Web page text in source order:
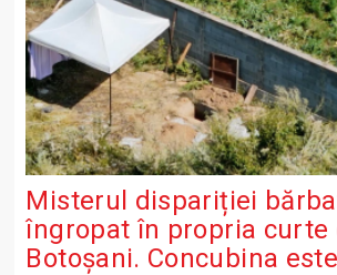
Misterul dispariției
îngropat în propria curte
Botoșani. Concubina